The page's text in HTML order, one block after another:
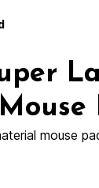
mouse